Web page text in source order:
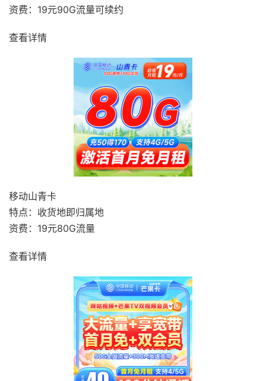
资费：19元90G流量可续约
查看详情
移动山青卡
特点：收货地即归属地
资费：19元80G流量
查看详情